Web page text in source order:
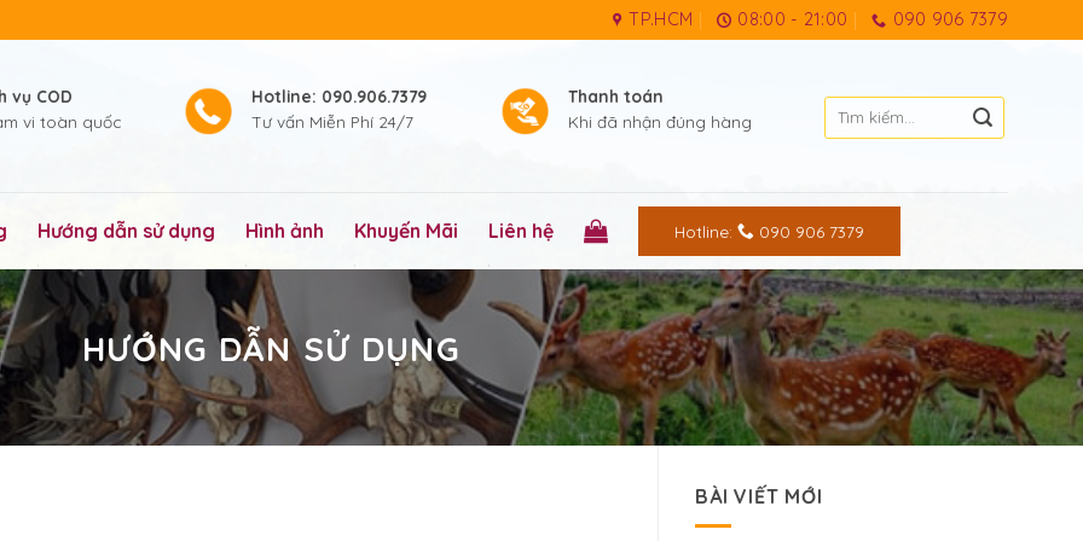
TP.HCM 08:00 - 21:00 090 906 7379
vụ COD
vi toàn quốc
Hotline: 090.906.7379
Tư vấn Miễn Phí 24/7
Thanh toán
Khi đã nhận đúng hàng
Tìm
kiếm:
Hướng dẫn sử dụng Hình ảnh Khuyến Mãi Liên hệ Hotline: 090 906 7379
HƯỚNG DẪN SỬ DỤNG
BÀI VIẾT MỚI